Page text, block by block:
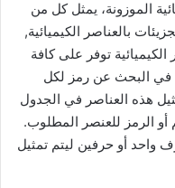
الموزونة، يمثل كل من
بالعناصر الكيميائية,
الكيميائية توفر على كافة
في البحث عن رمز لكل
هذه العناصر في الجدول
أو الرمز للعنصر المطلوب.
واحد أو حرفين ليتم تمثيل